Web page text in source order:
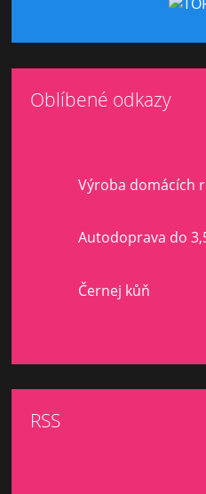
Oblíbené odkazy
Výroba domácích
Autodoprava do
Černej kůň
RSS